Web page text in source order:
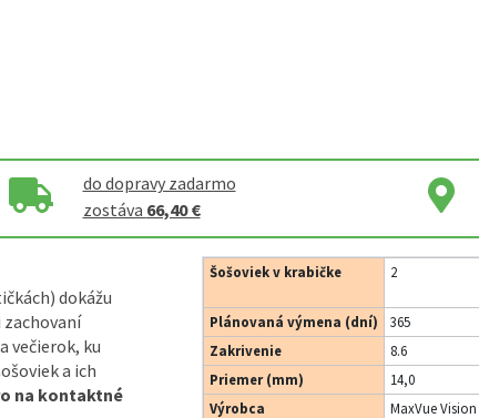
do dopravy zadarmo
zostáva 66,40 €
dokážu
večierok, ku
a ich
na kontaktné
Šošoviek v krabičke 2
Plánovaná výmena (dní)
365
Zakrivenie
8.6
Priemer (mm)
14,0
Výrobca
MaxVue Vision